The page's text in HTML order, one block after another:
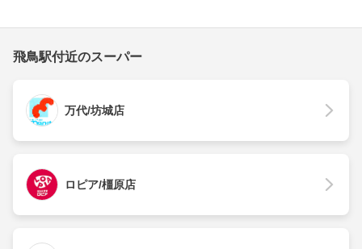
飛鳥駅付近のスーパー
万代/坊城店
ロピア/橿原店